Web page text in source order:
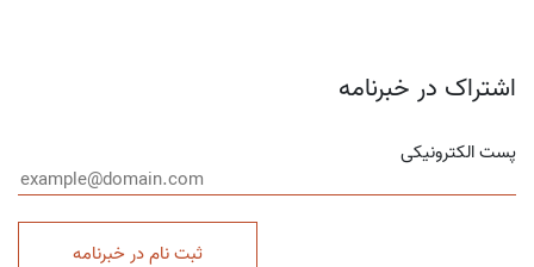
اشتراک در خبرنامه
پست الکترونیکی
ثبت نام در خبرنامه